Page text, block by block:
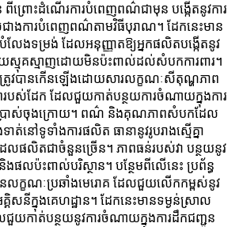
ពីព្រោះដំណើរការបំពេញពណ៌ជាមុន បង្កើតនូវការ
ការបំពេញពណ៌តាមវិធីបុរាណ។ ដែកនេះមាន
លែងទម្រង់ ដែលអនុញ្ញាតឱ្យអ្នកផលិតបង្កើតនូវ
ាយស្មុគស្មាញដោយមិនប៉ះពាល់ដល់សំបកការពារ។
រូវបានកើនឡើងដោយសារលក្ខណៈសីតុណ្ហភាព
បស់ដែក ដែលជួយកាត់បន្ថយការចំណាយក្នុងការ
ើប្រាស់ចុងក្រោយ។ ពណ៌ និងគុណភាពសំបកដែល
ត់នៅទូទាំងការផលិត ធានានូវរូបរាងស្មើគ្នា
លផលិតជាចំនួនច្រើន។ ភាពធន់របស់វា បន្ថយនូវ
លប៉ះពាល់បរិស្ថាន។ បន្ថែមពីលើនេះ ប្រព័ន្ធ
លក្ខណៈប្រឆាំងមេរោគ ដែលជួយលើកកម្ពស់នូវ
សនីក្នុងគេហដ្ឋាន។ ដែកនេះមានទម្ងន់ស្រាល
លជួយកាត់បន្ថយនូវការចំណាយក្នុងការដឹកជញ្ជូន